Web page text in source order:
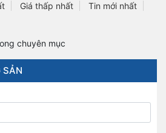
Giá thấp nhất
Tin mới nhất
chuyên mục
SẢN